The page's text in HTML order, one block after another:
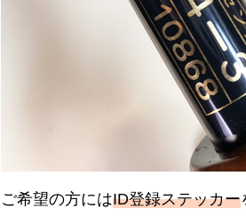
ご希望の方にはID登録ステッカー